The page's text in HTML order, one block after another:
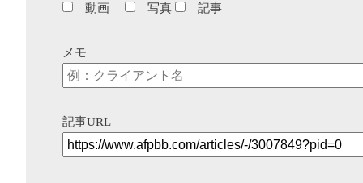
動画
写真 記事
メモ
記事URL